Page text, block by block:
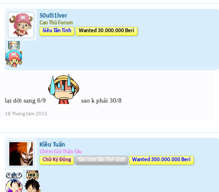
S0ulS1lver
Cao Thủ Forum
Siêu Tân Tinh
Wanted 30.000.000 Beri
lại dời sang 6/9 sao k phải 30/8
18 Tháng tám 2015
Kiều Tuấn
Chém Gió Thần Sầu
Chữ Ký Động
Tân Tinh Tân Thế Giới Wanted 300.000.000 Beri